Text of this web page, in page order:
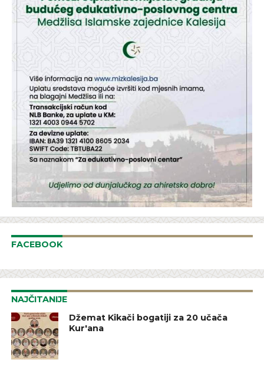
FACEBOOK
NAJČITANIJE
Džemat Kikači bogatiji za 20 učača
Kur'ana